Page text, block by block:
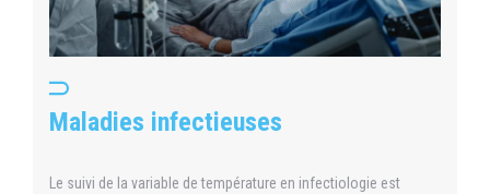
Maladies infectieuses
Le suivi de la variable de température en infectiologie est